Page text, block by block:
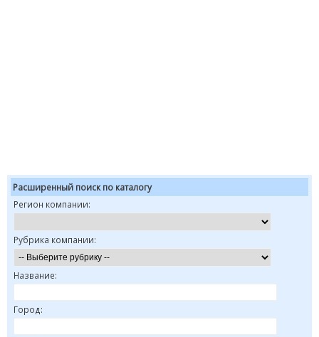
Расширенный поиск по каталогу
Регион компании:
Рубрика компании:
Название:
Город: